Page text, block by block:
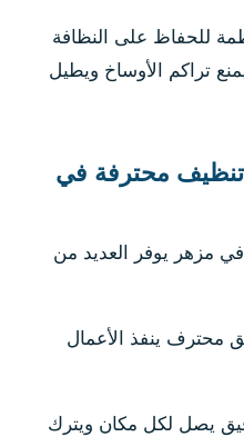
للحفاظ على النظافة
تراكم الأوساخ ويطيل
تنظيف محترفة في
مزهر يوفر العديد من
محترف ينفذ الأعمال
يصل لكل مكان ويترك